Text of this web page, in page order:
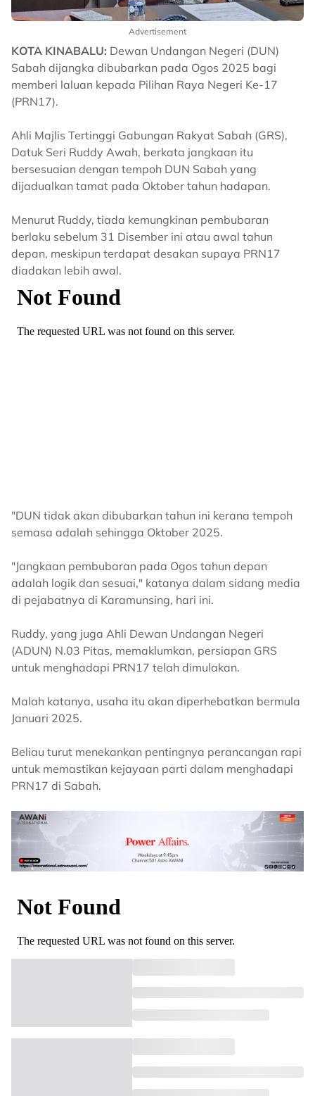
Advertisement
KOTA KINABALU: Dewan Undangan Negeri (DUN)
Sabah dijangka dibubarkan pada Ogos 2025 bagi
memberi laluan kepada Pilihan Raya Negeri Ke-17
(PRN17).
Ahli Majlis Tertinggi Gabungan Rakyat Sabah (GRS),
Datuk Seri Ruddy Awah, berkata jangkaan itu
bersesuaian dengan tempoh DUN Sabah yang
dijadualkan tamat pada Oktober tahun hadapan.
Menurut Ruddy, tiada kemungkinan pembubaran
berlaku sebelum 31 Disember ini atau awal tahun
depan, meskipun terdapat desakan supaya PRN17
diadakan lebih awal.
"DUN tidak akan dibubarkan tahun ini kerana tempoh
semasa adalah sehingga Oktober 2025.
"Jangkaan pembubaran pada Ogos tahun depan
adalah logik dan sesuai," katanya dalam sidang media
di pejabatnya di Karamunsing, hari ini.
Ruddy, yang juga Ahli Dewan Undangan Negeri
(ADUN) N.03 Pitas, memaklumkan, persiapan GRS
untuk menghadapi PRN17 telah dimulakan.
Malah katanya, usaha itu akan diperhebatkan bermula
Januari 2025.
Beliau turut menekankan pentingnya perancangan rapi
untuk memastikan kejayaan parti dalam menghadapi
PRN17 di Sabah.